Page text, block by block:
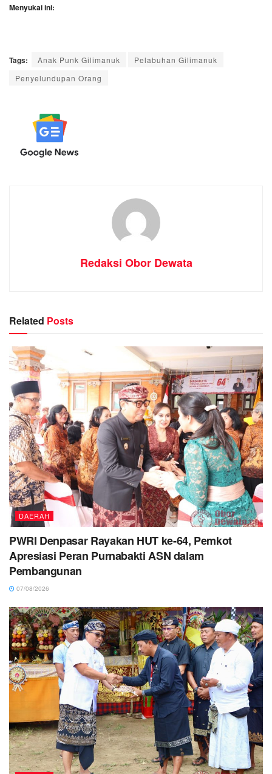
Menyukai ini:
Tags: Anak Punk Gilimanuk
Pelabuhan Gilimanuk
Penyelundupan Orang
Redaksi Obor Dewata
Related Posts
DAERAH
PWRI Denpasar Rayakan HUT ke-64, Pemkot
Apresiasi Peran Purnabakti ASN dalam
Pembangunan
07/08/2026